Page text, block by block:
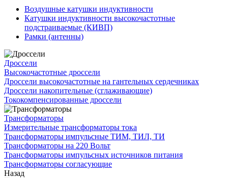
Воздушные катушки индуктивности
Катушки индуктивности высокочастотные
подстраиваемые (КИВП)
Рамки (антенны)
Дроссели
Высокочастотные дроссели
Дроссели высокочастотные на гантельных сердечниках
Дроссели накопительные (сглаживающие)
Тококомпенсированные дроссели
Трансформаторы
Измерительные трансформаторы тока
Трансформаторы импульсные ТИМ, ТИЛ, ТИ
Трансформаторы на 220 Вольт
Трансформаторы импульсных источников питания
Трансформаторы согласующие
Назад